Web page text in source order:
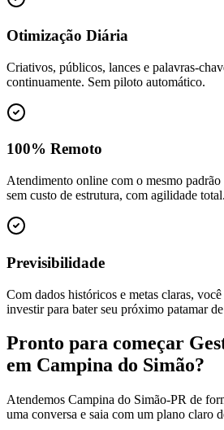
Otimização Diária
Criativos, públicos, lances e palavras-
continuamente. Sem piloto automático.
100% Remoto
Atendimento online com o mesmo
sem custo de estrutura, com agilidade total.
Previsibilidade
Com dados históricos e metas claras,
investir para bater seu próximo patamar
Pronto para começar
em Campina do Simão?
Atendemos Campina do Simão-PR de
uma conversa e saia com um plano claro